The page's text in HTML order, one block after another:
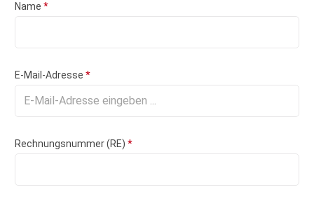
Name *
E-Mail-Adresse *
Rechnungsnummer (RE) *